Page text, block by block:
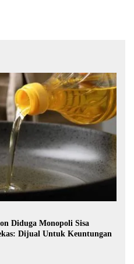
Diduga Monopoli Sisa
Dijual Untuk Keuntungan